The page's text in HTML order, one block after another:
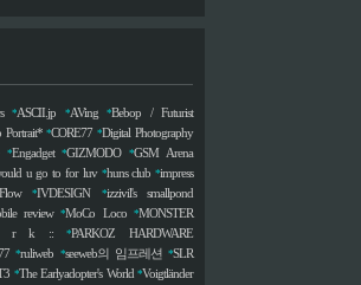
*ASCII.jp *AVing *Bebop / Futurist
Portrait* *CORE77 *Digital Photography
*Engadget *GIZMODO *GSM Arena
u go to for luv *huns club *impress
*IVDESIGN *izzivil's smallpond
review *MoCo Loco *MONSTER
r k :: *PARKOZ HARDWARE
*ruliweb *seeweb의 임프레션 *SLR
*The Earlyadopter's World *Voigtländer